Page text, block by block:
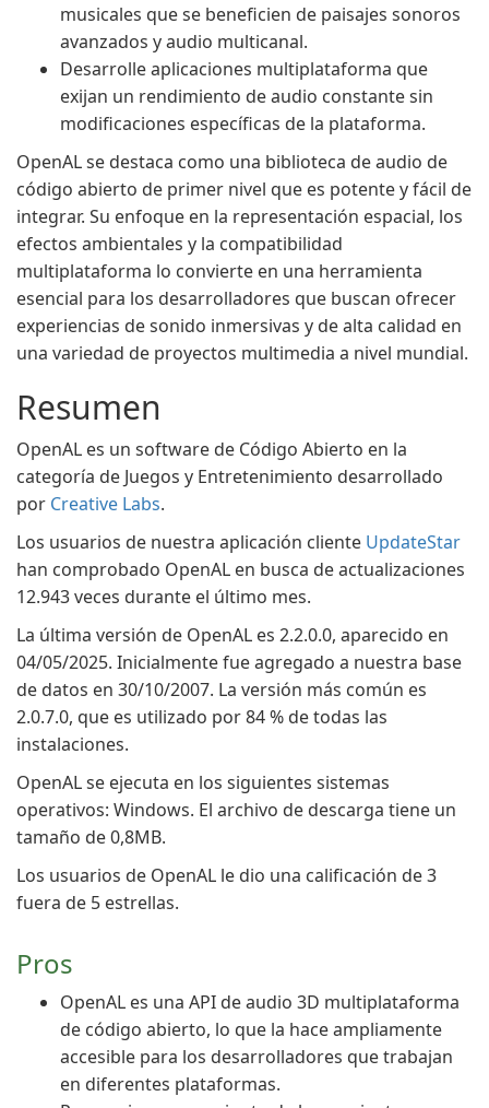
musicales que se beneficien de paisajes sonoros
avanzados y audio multicanal.
Desarrolle aplicaciones multiplataforma que
exijan un rendimiento de audio constante sin
modificaciones específicas de la plataforma.
OpenAL se destaca como una biblioteca de audio de
código abierto de primer nivel que es potente y fácil de
integrar. Su enfoque en la representación espacial, los
efectos ambientales y la compatibilidad
multiplataforma lo convierte en una herramienta
esencial para los desarrolladores que buscan ofrecer
experiencias de sonido inmersivas y de alta calidad en
una variedad de proyectos multimedia a nivel mundial.
Resumen
OpenAL es un software de Código Abierto en la
categoría de Juegos y Entretenimiento desarrollado
por Creative Labs.
Los usuarios de nuestra aplicación cliente UpdateStar
han comprobado OpenAL en busca de actualizaciones
12.943 veces durante el último mes.
La última versión de OpenAL es 2.2.0.0, aparecido en
04/05/2025. Inicialmente fue agregado a nuestra base
de datos en 30/10/2007. La versión más común es
2.0.7.0, que es utilizado por 84 % de todas las
instalaciones.
OpenAL se ejecuta en los siguientes sistemas
operativos: Windows. El archivo de descarga tiene un
tamaño de 0,8MB.
Los usuarios de OpenAL le dio una calificación de 3
fuera de 5 estrellas.
Pros
OpenAL es una API de audio 3D multiplataforma
de código abierto, lo que la hace ampliamente
accesible para los desarrolladores que trabajan
en diferentes plataformas.